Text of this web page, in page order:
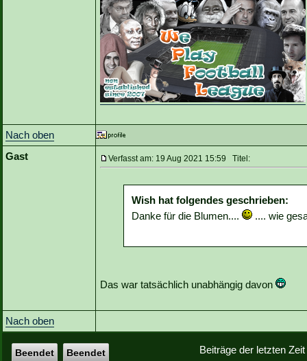
Nach oben
Gast
Verfasst am: 19 Aug 2021 15:59 Titel:
Wish hat folgendes geschrieben:
Danke für die Blumen....
.... wie
Das war tatsächlich unabhängig davon
Nach oben
Beiträge der letzten
Beendet Beendet